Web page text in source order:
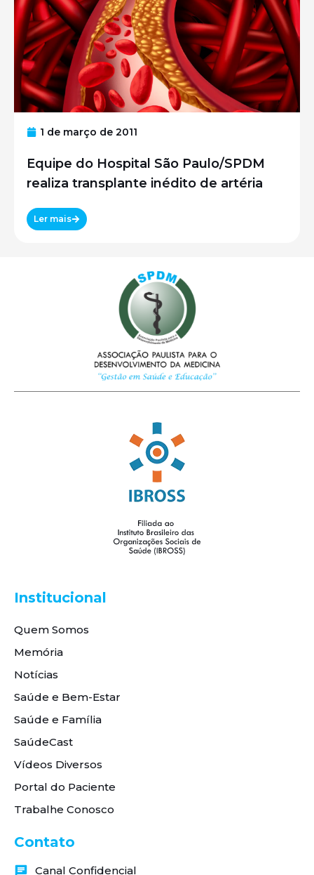
1 de março de 2011
Equipe do Hospital São Paulo/SPDM
realiza transplante inédito de artéria
Ler mais
Institucional
Quem Somos
Memória
Notícias
Saúde e Bem-Estar
Saúde e Família
SaúdeCast
Vídeos Diversos
Portal do Paciente
Trabalhe Conosco
Contato
Canal Confidencial